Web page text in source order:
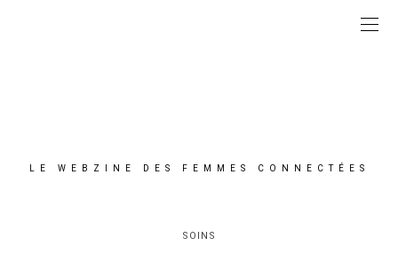
LE WEBZINE DES FEMMES CONNECTÉES
SOINS